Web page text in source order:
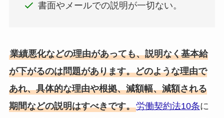
書面やメールでの説明が一切ない。
業績悪化などの理由があっても、説明なく基本給
が下がるのは問題があります。どのような理由で
あれ、具体的な理由や根拠、減額幅、減額される
期間などの説明はすべきです。労働契約法10条に